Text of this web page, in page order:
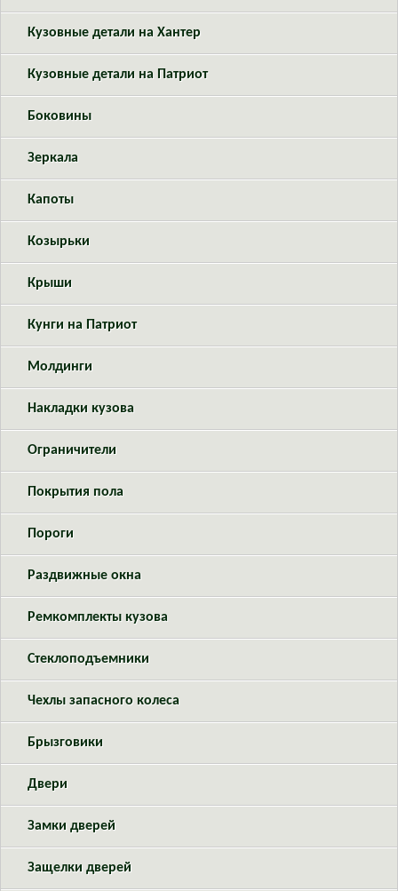
Кузовные детали на Хантер
Кузовные детали на Патриот
Боковины
Зеркала
Капоты
Козырьки
Крыши
Кунги на Патриот
Молдинги
Накладки кузова
Ограничители
Покрытия пола
Пороги
Раздвижные окна
Ремкомплекты кузова
Стеклоподъемники
Чехлы запасного колеса
Брызговики
Двери
Замки дверей
Защелки дверей